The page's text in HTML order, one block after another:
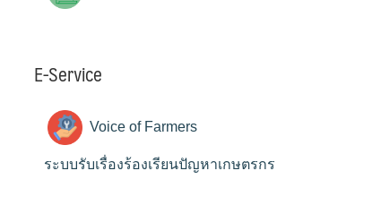
E-Service
Voice of Farmers
ระบบรับเรื่องร้องเรียนปัญหาเกษตรกร